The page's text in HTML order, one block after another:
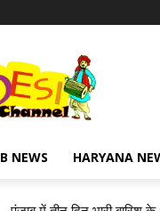
NEWS HARYANA